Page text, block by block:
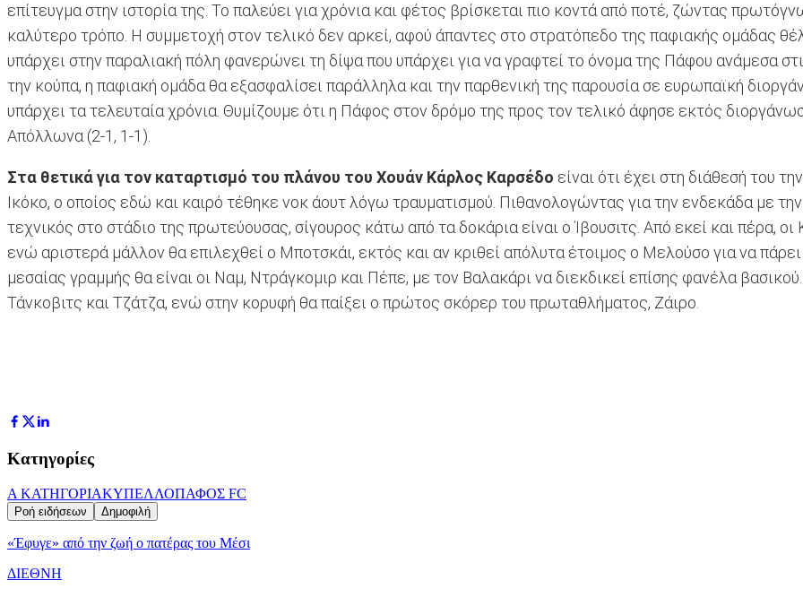
επίτευγμα στην ιστορία της. Το παλεύει για χρόνια και φέτος βρίσκεται πιο κοντά από ποτέ, ζώντας
καλύτερο τρόπο. Η συμμετοχή στον τελικό δεν αρκεί, αφού άπαντες στο στρατόπεδο της παφιακής ομάδας
υπάρχει στην παραλιακή πόλη φανερώνει τη δίψα που υπάρχει για να γραφτεί το όνομα της Πάφου ανάμεσα
την κούπα, η παφιακή ομάδα θα εξασφαλίσει παράλληλα και την παρθενική της παρουσία σε ευρωπαϊκή
υπάρχει τα τελευταία χρόνια. Θυμίζουμε ότι η Πάφος στον δρόμο της προς τον τελικό άφησε εκτός
Απόλλωνα (2-1, 1-1).
Στα θετικά για τον καταρτισμό του πλάνου του Χουάν Κάρλος Καρσέδο είναι ότι έχει στη διάθεσή του
Ικόκο, ο οποίος εδώ και καιρό τέθηκε νοκ άουτ λόγω τραυματισμού. Πιθανολογώντας για την ενδεκάδα με
τεχνικός στο στάδιο της πρωτεύουσας, σίγουρος κάτω από τα δοκάρια είναι ο Ίβουσιτς. Από εκεί και πέρα,
ενώ αριστερά μάλλον θα επιλεχθεί ο Μποτσκάι, εκτός και αν κριθεί απόλυτα έτοιμος ο Μελούσο για να
μεσαίας γραμμής θα είναι οι Ναμ, Ντράγκομιρ και Πέπε, με τον Βαλακάρι να διεκδικεί επίσης φανέλα
Τάνκοβιτς και Τζάτζα, ενώ στην κορυφή θα παίξει ο πρώτος σκόρερ του πρωταθλήματος, Ζάιρο.
Κατηγορίες
Α ΚΑΤΗΓΟΡΙΑΚΥΠΕΛΛΟΠΑΦΟΣ FC
Ροή ειδήσεων Δημοφιλή
«Έφυγε» από την ζωή ο πατέρας του Μέσι
ΔΙΕΘΝΗ